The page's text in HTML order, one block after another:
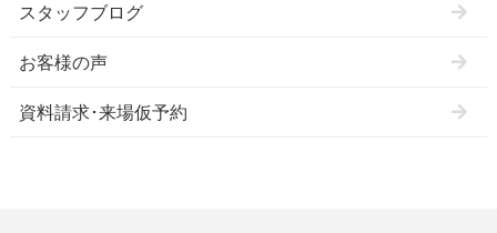
スタッフブログ
お客様の声
資料請求･来場仮予約